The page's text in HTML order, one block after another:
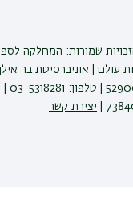
שמורות: המחלקה
עולם | אוניברסיטת בר
יצירת קשר